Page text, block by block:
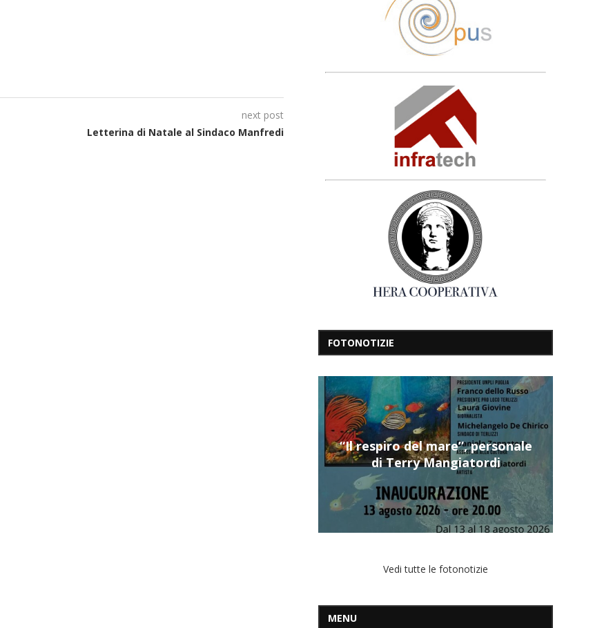
next post
Letterina di Natale al Sindaco Manfredi
FOTONOTIZIE
“Il respiro del mare”, personale
di Terry Mangiatordi
Vedi tutte le fotonotizie
MENU